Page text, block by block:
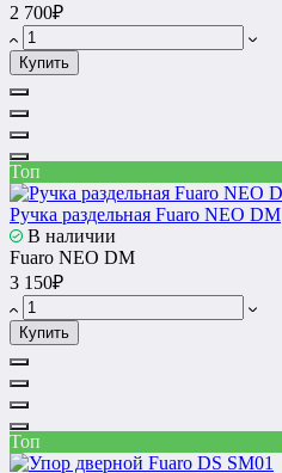
2 700₽
Купить
Топ
Ручка раздельная Fuaro NEO DM
В наличии
Fuaro NEO DM
3 150₽
Купить
Топ